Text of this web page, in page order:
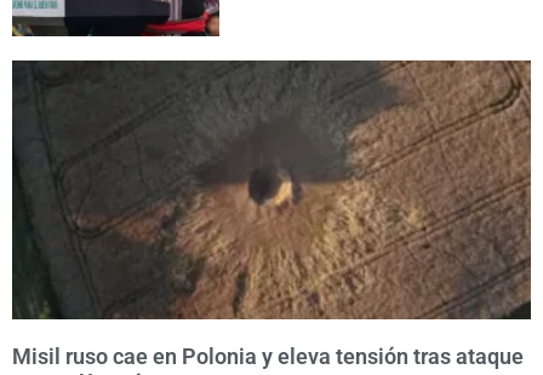
Misil ruso cae en Polonia y eleva tensión tras ataque